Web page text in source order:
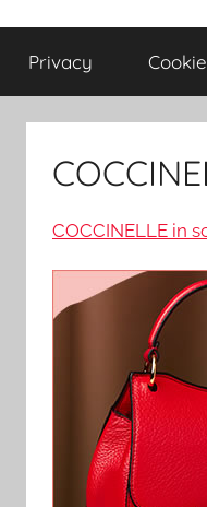
Privacy
COCCINELLE in